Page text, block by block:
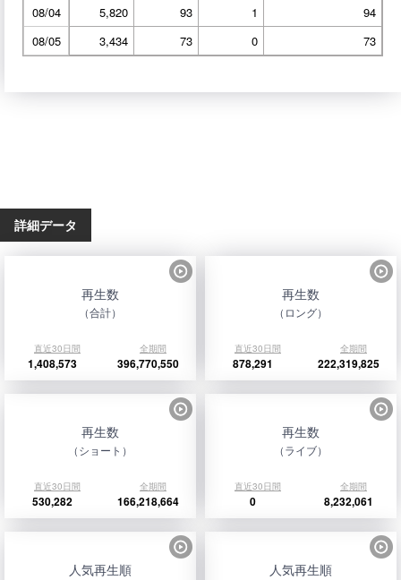
08/04
5,820 93 1
94
08/05
3,434 73 0 73
詳細データ
再生数
（合計）
直近30日間 全期間
1,408,573 396,770,550
再生数
（ロング）
直近30日間 全期間
878,291 222,319,825
再生数
（ショート）
直近30日間 全期間
530,282 166,218,664
再生数
（ライブ）
直近30日間 全期間
0 8,232,061
人気再生順 人気再生順